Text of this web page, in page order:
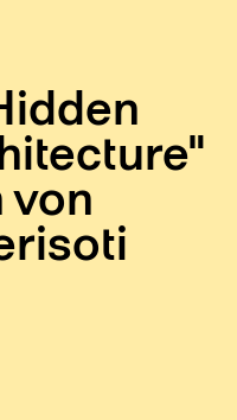
von